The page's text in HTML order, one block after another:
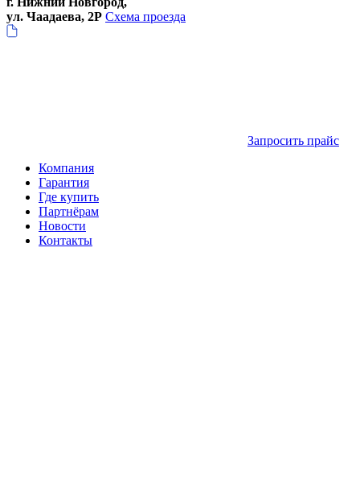
ул. Чаадаева, 2Р Схема проезда
Запросить прайс
Компания
Гарантия
Где купить
Партнёрам
Новости
Контакты